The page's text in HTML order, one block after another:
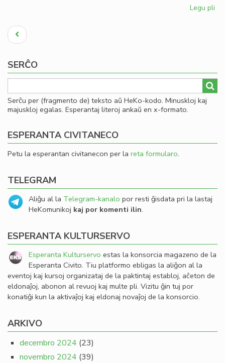
Legu pli
la
de
Pagination
Antaŭa
paĝo
SERĈO
Serĉu per (fragmento de) teksto aŭ HeKo-kodo. Minuskloj kaj
majuskloj egalas. Esperantaj literoj ankaŭ en x-formato.
ESPERANTA CIVITANECO
Petu la esperantan civitanecon per la reta formularo.
TELEGRAM
Aliĝu al la Telegram-kanalo por resti ĝisdata pri la lastaj
HeKomunikoj kaj por komenti ilin.
ESPERANTA KULTURSERVO
Esperanta Kulturservo estas la konsorcia magazeno de la
Esperanta Civito. Tiu platformo ebligas la aliĝon al la
eventoj kaj kursoj organizataj de la paktintaj establoj, aĉeton de
eldonaĵoj, abonon al revuoj kaj multe pli. Vizitu ĝin tuj por
konatiĝi kun la aktivaĵoj kaj eldonaj novaĵoj de la konsorcio.
ARKIVO
decembro 2024 (23)
novembro 2024 (39)